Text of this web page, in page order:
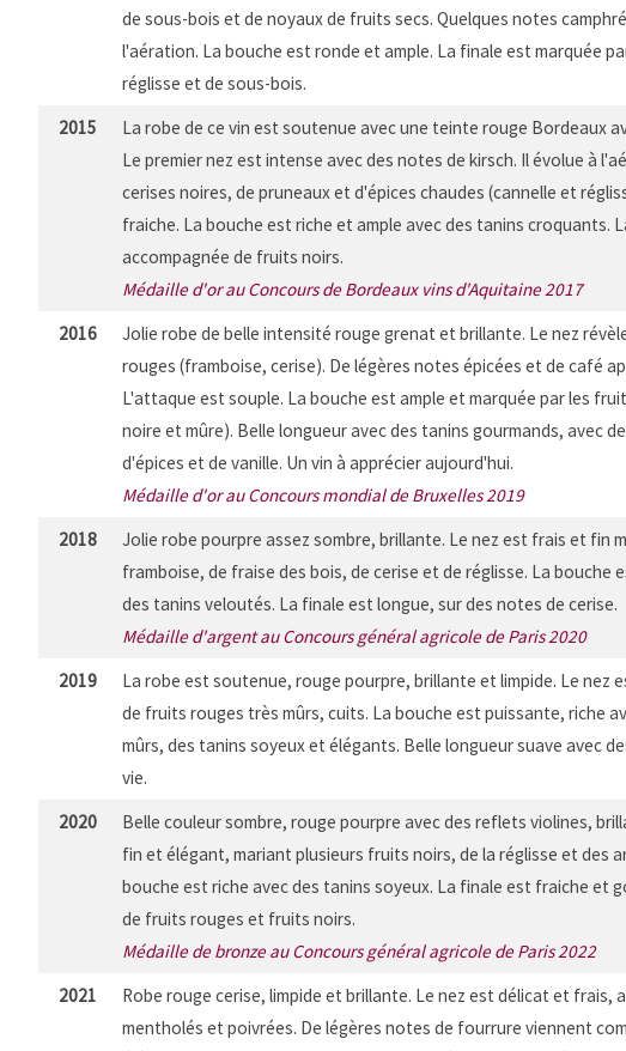
de sous-bois et de noyaux de fruits secs. Quelques notes
l'aération. La bouche est ronde et ample. La finale est marquée
réglisse et de sous-bois.
2015
La robe de ce vin est soutenue avec une teinte rouge Bordeaux
Le premier nez est intense avec des notes de kirsch. Il évolue à
cerises noires, de pruneaux et d'épices chaudes (cannelle et
fraiche. La bouche est riche et ample avec des tanins croquants.
accompagnée de fruits noirs.
Médaille d'or au Concours de Bordeaux vins d'Aquitaine 2017
2016
Jolie robe de belle intensité rouge grenat et brillante. Le nez
rouges (framboise, cerise). De légères notes épicées et de café
L'attaque est souple. La bouche est ample et marquée par les
noire et mûre). Belle longueur avec des tanins gourmands, avec
d'épices et de vanille. Un vin à apprécier aujourd'hui.
Médaille d'or au Concours mondial de Bruxelles 2019
2018
Jolie robe pourpre assez sombre, brillante. Le nez est frais et fin
framboise, de fraise des bois, de cerise et de réglisse. La bouche
des tanins veloutés. La finale est longue, sur des notes de cerise.
Médaille d'argent au Concours général agricole de Paris 2020
2019
La robe est soutenue, rouge pourpre, brillante et limpide. Le nez
de fruits rouges très mûrs, cuits. La bouche est puissante, riche
mûrs, des tanins soyeux et élégants. Belle longueur suave avec
vie.
2020
Belle couleur sombre, rouge pourpre avec des reflets violines,
fin et élégant, mariant plusieurs fruits noirs, de la réglisse et des
bouche est riche avec des tanins soyeux. La finale est fraiche et
de fruits rouges et fruits noirs.
Médaille de bronze au Concours général agricole de Paris 2022
2021
Robe rouge cerise, limpide et brillante. Le nez est délicat et frais,
mentholés et poivrées. De légères notes de fourrure viennent